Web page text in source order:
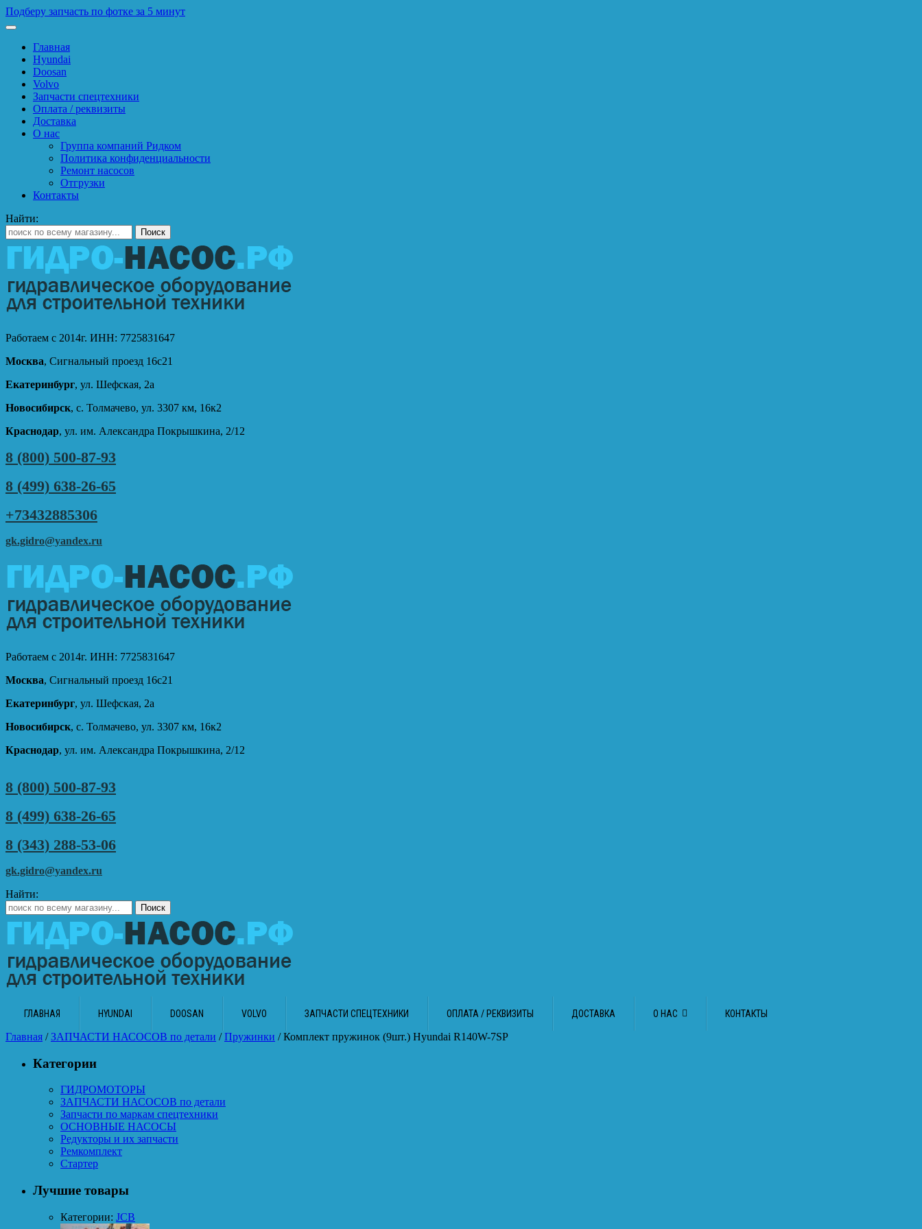
Подберу запчасть по фотке за 5 минут
Главная
Hyundai
Doosan
Volvo
Запчасти спецтехники
Оплата / реквизиты
Доставка
О нас
Группа компаний Ридком
Политика конфиденциальности
Ремонт насосов
Отгрузки
Контакты
Найти:
Работаем с 2014г. ИНН: 7725831647
Москва, Сигнальный проезд 16с21
Екатеринбург, ул. Шефская, 2а
Новосибирск, с. Толмачево, ул. 3307 км, 16к2
Краснодар, ул. им. Александра Покрышкина, 2/12
8 (800) 500-87-93
8 (499) 638-26-65
+73432885306
gk.gidro@yandex.ru
Работаем с 2014г. ИНН: 7725831647
Москва, Сигнальный проезд 16с21
Екатеринбург, ул. Шефская, 2а
Новосибирск, с. Толмачево, ул. 3307 км, 16к2
Краснодар, ул. им. Александра Покрышкина, 2/12
8 (800) 500-87-93
8 (499) 638-26-65
8 (343) 288-53-06
gk.gidro@yandex.ru
Найти:
ГЛАВНАЯ HYUNDAI DOOSAN VOLVO ЗАПЧАСТИ СПЕЦТЕХНИКИ ОПЛАТА / РЕКВИЗИТЫ ДОСТАВКА О НАС КОНТАКТЫ
Главная /ЗАПЧАСТИ НАСОСОВ по детали /Пружинки / Комплект пружинок (9шт.) Hyundai R140W-7SP
Категории
ГИДРОМОТОРЫ
ЗАПЧАСТИ НАСОСОВ по детали
Запчасти по маркам спецтехники
ОСНОВНЫЕ НАСОСЫ
Редукторы и их запчасти
Ремкомплект
Стартер
Лучшие товары
Категории: JCB